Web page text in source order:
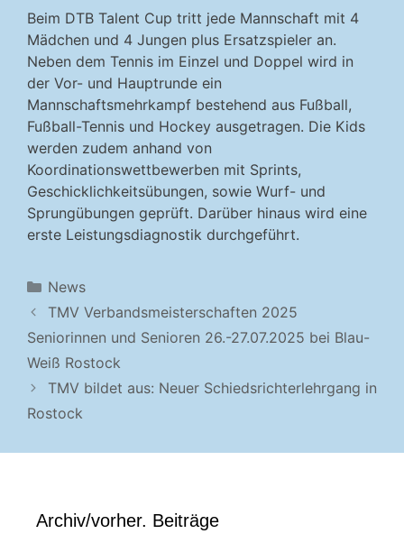
Beim DTB Talent Cup tritt jede Mannschaft mit 4
Mädchen und 4 Jungen plus Ersatzspieler an.
Neben dem Tennis im Einzel und Doppel wird in
der Vor- und Hauptrunde ein
Mannschaftsmehrkampf bestehend aus Fußball,
Fußball-Tennis und Hockey ausgetragen. Die Kids
werden zudem anhand von
Koordinationswettbewerben mit Sprints,
Geschicklichkeitsübungen, sowie Wurf- und
Sprungübungen geprüft. Darüber hinaus wird eine
erste Leistungsdiagnostik durchgeführt.
Kategorien
News
TMV Verbandsmeisterschaften 2025
Seniorinnen und Senioren 26.-27.07.2025 bei Blau-
Weiß Rostock
TMV bildet aus: Neuer Schiedsrichterlehrgang in
Rostock
Archiv/vorher. Beiträge